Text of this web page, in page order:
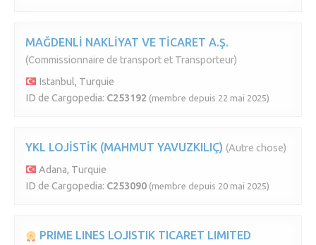
MAĞDENLİ NAKLİYAT VE TİCARET A.Ş.
(Commissionnaire de transport et Transporteur)
Istanbul, Turquie
ID de Cargopedia: C253192 (membre depuis 22 mai 2025)
YKL LOJİSTİK (MAHMUT YAVUZKILIÇ) (Autre chose)
Adana, Turquie
ID de Cargopedia: C253090 (membre depuis 20 mai 2025)
PRIME LINES LOJISTIK TICARET LIMITED